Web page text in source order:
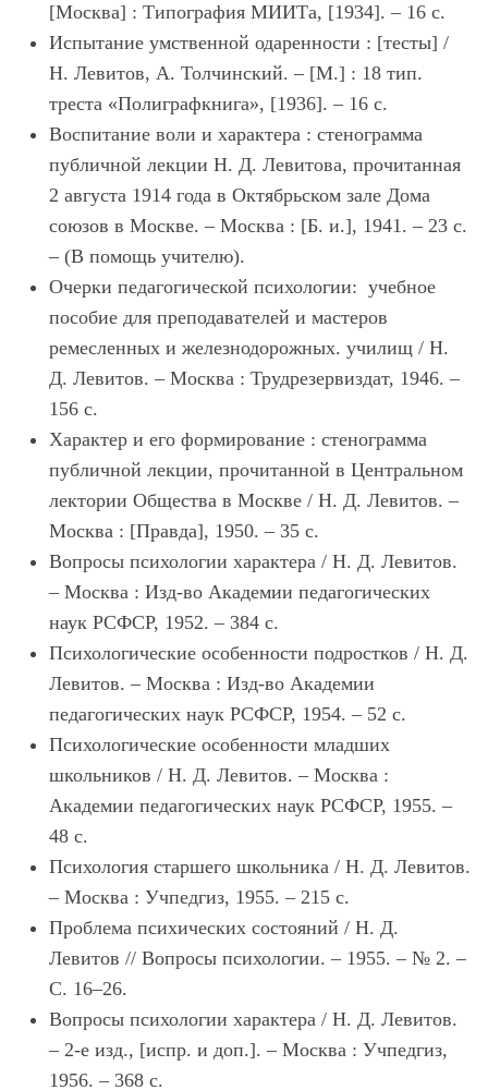
[Москва] : Типография МИИТа, [1934]. – 16 с.
Испытание умственной одаренности : [тесты] /
Н. Левитов, А. Толчинский. – [М.] : 18 тип.
треста «Полиграфкнига», [1936]. – 16 с.
Воспитание воли и характера : стенограмма
публичной лекции Н. Д. Левитова, прочитанная
2 августа 1914 года в Октябрьском зале Дома
союзов в Москве. – Москва : [Б. и.], 1941. – 23 с.
– (В помощь учителю).
Очерки педагогической психологии: учебное
пособие для преподавателей и мастеров
ремесленных и железнодорожных. училищ / Н.
Д. Левитов. – Москва : Трудрезервиздат, 1946. –
156 с.
Характер и его формирование : стенограмма
публичной лекции, прочитанной в Центральном
лектории Общества в Москве / Н. Д. Левитов. –
Москва : [Правда], 1950. – 35 с.
Вопросы психологии характера / Н. Д. Левитов.
– Москва : Изд-во Академии педагогических
наук РСФСР, 1952. – 384 с.
Психологические особенности подростков / Н. Д.
Левитов. – Москва : Изд-во Академии
педагогических наук РСФСР, 1954. – 52 с.
Психологические особенности младших
школьников / Н. Д. Левитов. – Москва :
Академии педагогических наук РСФСР, 1955. –
48 с.
Психология старшего школьника / Н. Д. Левитов.
– Москва : Учпедгиз, 1955. – 215 с.
Проблема психических состояний / Н. Д.
Левитов // Вопросы психологии. – 1955. – № 2. –
С. 16–26.
Вопросы психологии характера / Н. Д. Левитов.
– 2-е изд., [испр. и доп.]. – Москва : Учпедгиз,
1956. – 368 с.